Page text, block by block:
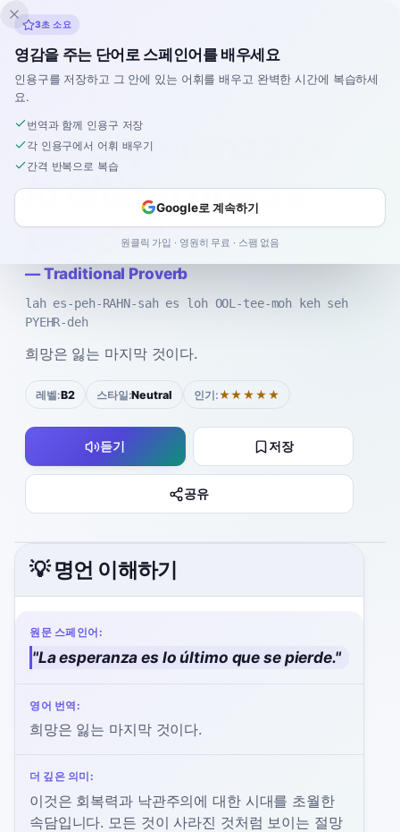
잉클링고
스페인어
"La esperanza es
lo último que se
pierde."
—Traditional Proverb
lah es-peh-RAHN-sah es loh OOL-tee-moh keh seh
PYEHR-deh
희망은 잃는 마지막 것이다.
레벨:B2 스타일:Neutral 인기:★★★★★
듣기 저장
공유
💡 명언 이해하기
원문 스페인어:
"La esperanza es lo último que se pierde."
영어 번역:
희망은 잃는 마지막 것이다.
더 깊은 의미:
이것은 회복력과 낙관주의에 대한 시대를 초월한
속담입니다. 모든 것이 사라진 것처럼 보이는 절망
3초 소요
영감을 주는 단어로 스페인어를 배우세요
인용구를 저장하고 그 안에 있는 어휘를 배우고 완벽한 시간에 복습하세
요.
번역과 함께 인용구 저장
각 인용구에서 어휘 배우기
간격 반복으로 복습
Google로 계속하기
원클릭 가입 · 영원히 무료 · 스팸 없음